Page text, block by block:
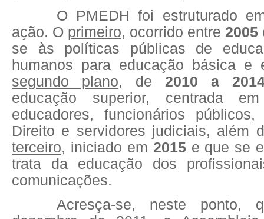
O PMEDH foi estruturado
ação. O primeiro, ocorrido entre 2005
se às políticas públicas de
humanos para educação básica e
segundo plano, de 2010 a
educação superior, centrada
educadores, funcionários
Direito e servidores judiciais, além
terceiro, iniciado em 2015e que se
trata da educação dos
comunicações.
Acresça-se, neste